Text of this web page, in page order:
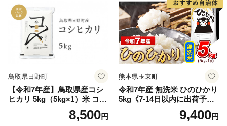
鳥取県日野町
【令和7年産】鳥取県産コシ
ヒカリ 5kg（5kg×1）米 コシ
ヒカリ こしひかり お米 白米
精米 5キロ おこめ こめ コメ
8,500円
熊本県玉東町
令和7年産 無洗米 ひのひかり
5kg《7-14日以内に出荷予定
(土日祝除く)》コメ 米 無洗米
高レビュー｜人気米 熊本県
9,400円